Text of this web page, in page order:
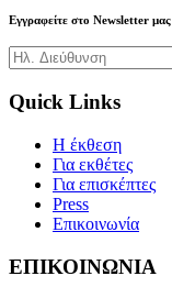
Εγγραφείτε στο Newsletter μας
Quick Links
H έκθεση
Για εκθέτες
Για επισκέπτες
Press
Επικοινωνία
ΕΠΙΚΟΙΝΩΝΙΑ